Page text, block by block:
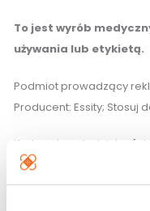
To jest wyrób
używania lub etykietą.
Podmiot prowadzący
Producent: Essity; Stosuj
Karta odpowiedzialności